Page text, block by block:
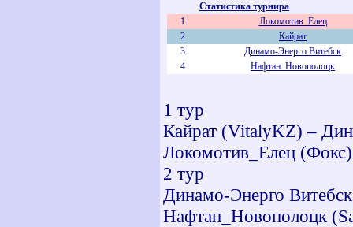
Статистика турнира
1
Локомотив_Елец
2
Кайрат
3
Динамо-Энерго Витебск
4
Нафтан_Новополоцк
1 тур
Кайрат (VitalyKZ) –
Локомотив_Елец
2 тур
Динамо-Энерго
Нафтан_Новополоцк